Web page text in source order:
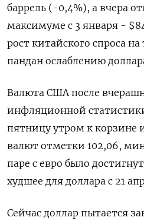
баррель (-0,4%), а вчера
максимуме с 3 января -
рост китайского спроса
пандан ослаблению
Валюта США после
инфляционной
пятницу утром к корзине
валют отметки 102,06,
паре с евро было
худшее для доллара с 21
Сейчас доллар пытается